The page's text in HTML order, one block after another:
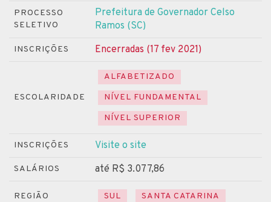
PROCESSO
SELETIVO
Prefeitura de Governador Celso
Ramos (SC)
INSCRIÇÕES Encerradas (17 fev 2021)
ESCOLARIDADE
ALFABETIZADO
NÍVEL FUNDAMENTAL
NÍVEL SUPERIOR
INSCRIÇÕES Visite o site
SALÁRIOS até R$ 3.077,86
REGIÃO SUL SANTA CATARINA